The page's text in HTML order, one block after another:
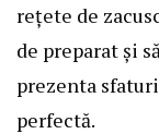
rețete de
de preparat și
prezenta
perfectă.